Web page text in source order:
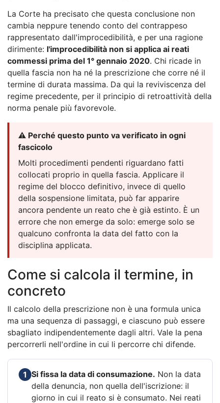
La Corte ha precisato che questa conclusione non
cambia neppure tenendo conto del contrappeso
rappresentato dall'improcedibilità, e per una ragione
dirimente: l'improcedibilità non si applica ai reati
commessi prima del 1° gennaio 2020. Chi ricade in
quella fascia non ha né la prescrizione che corre né il
termine di durata massima. Da qui la reviviscenza del
regime precedente, per il principio di retroattività della
norma penale più favorevole.
⚠️ Perché questo punto va verificato in ogni
fascicolo
Molti procedimenti pendenti riguardano fatti
collocati proprio in quella fascia. Applicare il
regime del blocco definitivo, invece di quello
della sospensione limitata, può far apparire
ancora pendente un reato che è già estinto. È un
errore che non emerge da solo: emerge solo se
qualcuno confronta la data del fatto con la
disciplina applicata.
Come si calcola il termine, in
concreto
Il calcolo della prescrizione non è una formula unica
ma una sequenza di passaggi, e ciascuno può essere
sbagliato indipendentemente dagli altri. Vale la pena
percorrerli nell'ordine in cui li percorre chi difende.
1 Si fissa la data di consumazione. Non la data
della denuncia, non quella dell'iscrizione: il
giorno in cui il reato si è consumato. Nei reati